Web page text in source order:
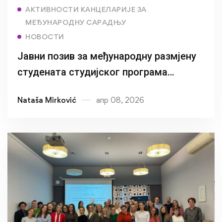
АКТИВНОСТИ КАНЦЕЛАРИЈЕ ЗА
МЕЂУНАРОДНУ САРАДЊУ
НОВОСТИ
Јавни позив за међународну размјену
студената студијског програма
Универзитет у Норвешкој
Nataša Mirković апр 08, 2026